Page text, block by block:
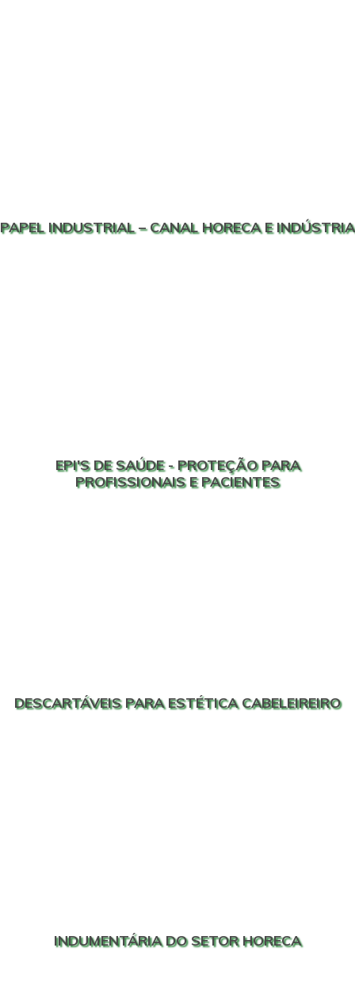
PAPEL INDUSTRIAL – CANAL HORECA E INDÚSTRIA
EPI'S DE SAÚDE - PROTEÇÃO PARA
PROFISSIONAIS E PACIENTES
DESCARTÁVEIS PARA ESTÉTICA CABELEIREIRO
INDUMENTÁRIA DO SETOR HORECA